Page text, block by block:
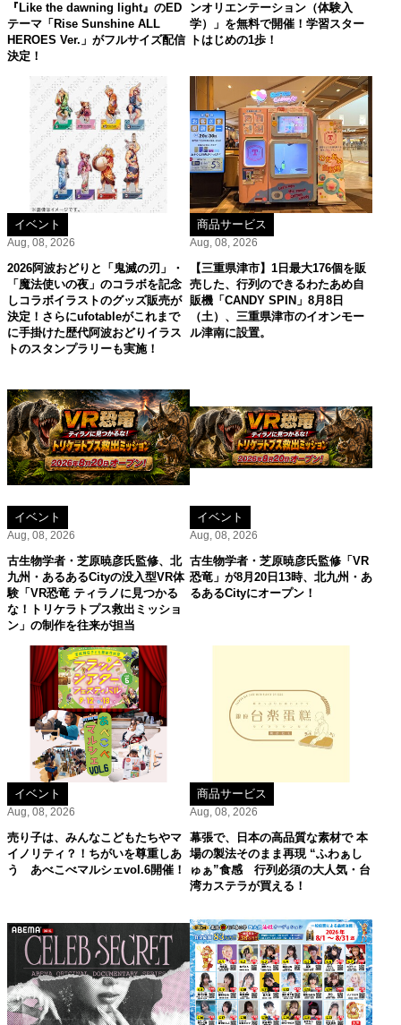
『Like the dawning light』のED
テーマ「Rise Sunshine ALL
HEROES Ver.」がフルサイズ配信
決定！
ンオリエンテーション（体験入
学）」を無料で開催！学習スター
トはじめの1歩！
イベント
Aug, 08, 2026
2026阿波おどりと「鬼滅の刃」・
「魔法使いの夜」のコラボを記念
しコラボイラストのグッズ販売が
決定！さらにufotableがこれまで
に手掛けた歴代阿波おどりイラス
トのスタンプラリーも実施！
商品サービス
Aug, 08, 2026
【三重県津市】1日最大176個を販
売した、行列のできるわたあめ自
販機「CANDY SPIN」8月8日
（土）、三重県津市のイオンモー
ル津南に設置。
イベント
Aug, 08, 2026
古生物学者・芝原暁彦氏監修、北
九州・あるあるCityの没入型VR体
験「VR恐竜 ティラノに見つかる
な！トリケラトプス救出ミッショ
ン」の制作を往来が担当
イベント
Aug, 08, 2026
古生物学者・芝原暁彦氏監修「VR
恐竜」が8月20日13時、北九州・あ
るあるCityにオープン！
イベント
Aug, 08, 2026
売り子は、みんなこどもたちやマ
イノリティ？！ちがいを尊重しあ
う あべこべマルシェvol.6開催！
商品サービス
Aug, 08, 2026
幕張で、日本の高品質な素材で 本
場の製法そのまま再現 “ふわぁし
ゅぁ”食感 行列必須の大人気・台
湾カステラが買える！